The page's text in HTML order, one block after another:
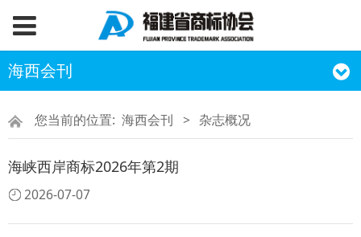
海西会刊
您当前的位置: 海西会刊 > 杂志概况
海峡西岸商标2026年第2期
2026-07-07